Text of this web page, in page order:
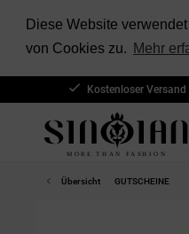
Diese Website
von Cookies zu.
Mehr
Kostenloser Versand
Übersicht GUTSCHEINE